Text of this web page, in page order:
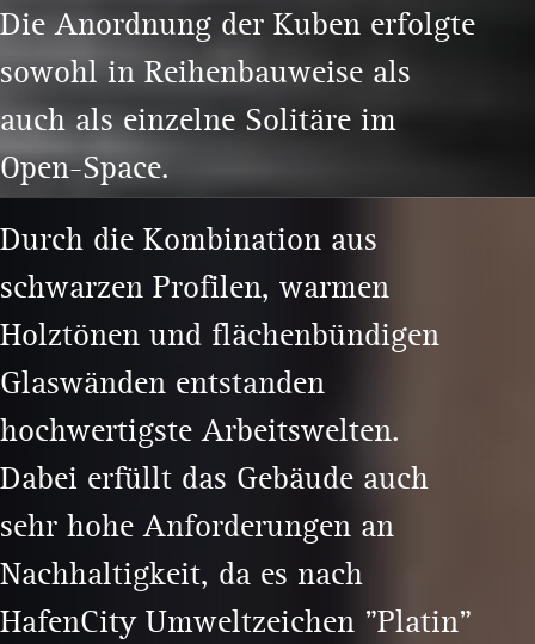
Die Anordnung der Kuben erfolgte
sowohl in Reihenbauweise als
auch als einzelne Solitäre im
Open-Space.
Durch die Kombination aus
schwarzen Profilen, warmen
Holztönen und flächenbündigen
Glaswänden entstanden
hochwertigste Arbeitswelten.
Dabei erfüllt das Gebäude auch
sehr hohe Anforderungen an
Nachhaltigkeit, da es nach
HafenCity Umweltzeichen "Platin"